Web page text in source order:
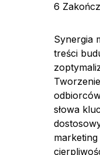
6
Synergia
treści
słowa